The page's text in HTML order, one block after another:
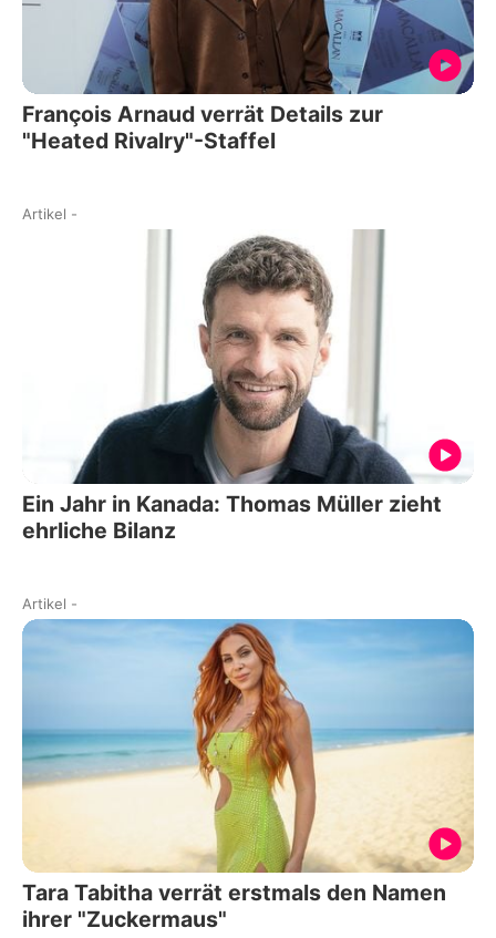
François Arnaud verrät Details zur
"Heated Rivalry"-Staffel
Artikel -
Ein Jahr in Kanada: Thomas Müller zieht
ehrliche Bilanz
Artikel -
Tara Tabitha verrät erstmals den Namen
ihrer "Zuckermaus"